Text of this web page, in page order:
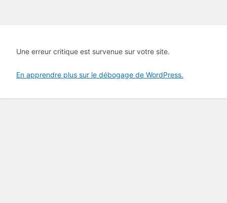
Une erreur critique est survenue sur votre site.
En apprendre plus sur le débogage de WordPress.